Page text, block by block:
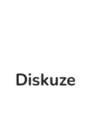
Diskuze